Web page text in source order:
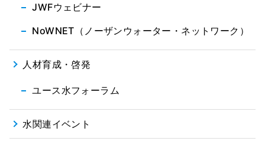
JWFウェビナー
NoWNET（ノーザンウォーター・ネットワーク）
人材育成・啓発
ユース水フォーラム
水関連イベント